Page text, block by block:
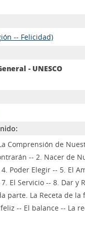
-- Felicidad)
- UNESCO
Comprensión de
-- 2. Nacer de
Poder Elegir -- 5. El
El Servicio -- 8. Dar y
parte. La Receta de la
-- El balance -- La